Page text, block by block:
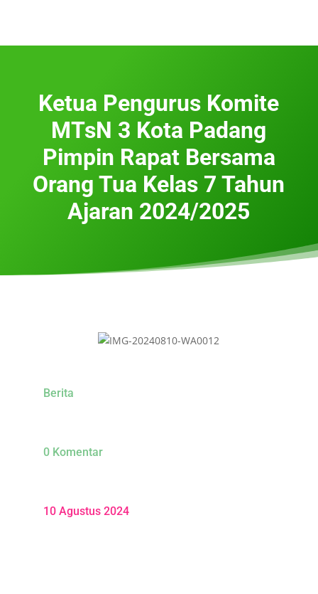
Ketua Pengurus Komite
MTsN 3 Kota Padang
Pimpin Rapat Bersama
Orang Tua Kelas 7 Tahun
Ajaran 2024/2025
Berita
0 Komentar
10 Agustus 2024